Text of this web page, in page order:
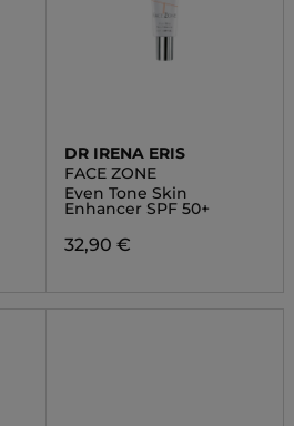
DR IRENA ERIS
FACE ZONE
Even Tone Skin
Enhancer SPF 50+
32,90 €